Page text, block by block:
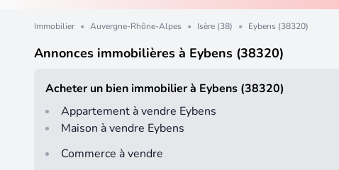
Immobilier • Auvergne-Rhône-Alpes • Isère (38) • Eybens (38320)
Annonces immobilières à Eybens (38320)
Acheter un bien immobilier à Eybens (38320)
Appartement à vendre Eybens
Maison à vendre Eybens
Commerce à vendre